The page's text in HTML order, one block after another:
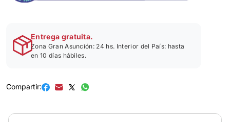
Entrega gratuita.
Zona Gran Asunción: 24 hs. Interior del País: hasta
en 10 días hábiles.
Compartir: